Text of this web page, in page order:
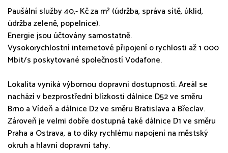
Paušální služby 40,- Kč za m² (údržba, správa sítě, úklid,
údržba zeleně, popelnice).
Energie jsou účtovány samostatně.
Vysokorychlostní internetové připojení o rychlosti až 1 000
Mbit/s poskytované společností Vodafone.
Lokalita vyniká výbornou dopravní dostupností. Areál se
nachází v bezprostřední blízkosti dálnice D52 ve směru
Brno a Vídeň a dálnice D2 ve směru Bratislava a Břeclav.
Zároveň je velmi dobře dostupná také dálnice D1 ve směru
Praha a Ostrava, a to díky rychlému napojení na městský
okruh a hlavní dopravní tahy.